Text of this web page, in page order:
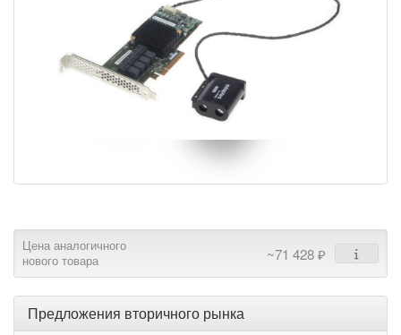
Цена аналогичного
нового товара
~71 428 ₽
Предложения вторичного рынка